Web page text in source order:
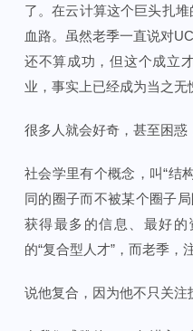
了。在云计算这个巨头扎
血路。虽然老季一直说对
还不算成功，但这个成立
业，事实上已经成为当之无
很多人就会好奇，甚至困惑
社会学里有个概念，叫“结
同的圈子而不被某个圈子
获得最多的信息、最好
的“复合型人才”，而老季，
说他复合，因为他不只关注